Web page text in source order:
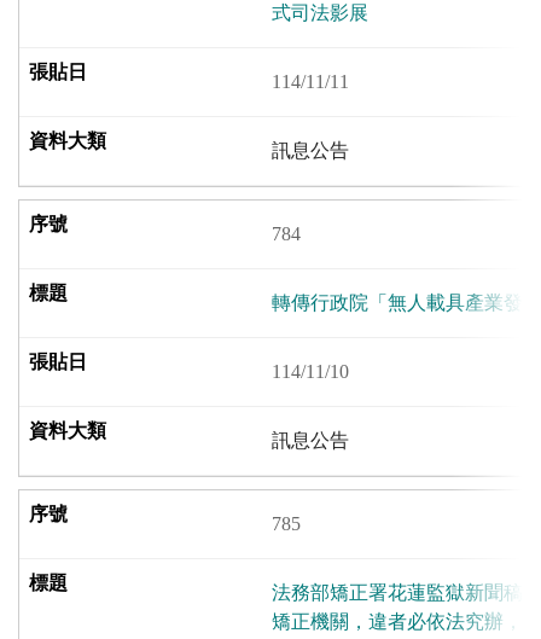
式司法影展
114/11/11
訊息公告
784
轉傳行政院「無人載具產業發
114/11/10
訊息公告
785
法務部矯正署花蓮監獄新聞稿
矯正機關，違者必依法究辦，